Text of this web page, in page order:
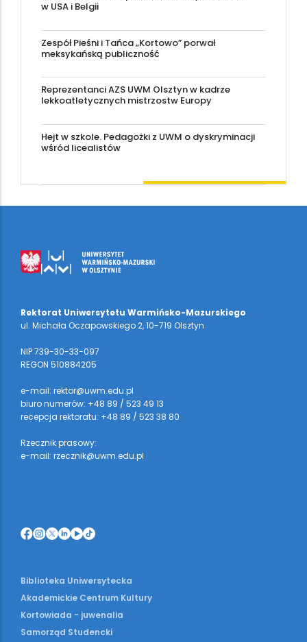
w USA i Belgii
Zespół Pieśni i Tańca „Kortowo” porwał
meksykańską publiczność
Reprezentanci AZS UWM Olsztyn w kadrze
lekkoatletycznych mistrzostw Europy
Hejt w szkole. Pedagożki z UWM o dyskryminacji
wśród licealistów
Rektorat Uniwersytetu Warmińsko-Mazurskiego
ul. Michała Oczapowskiego 2, 10-719 Olsztyn
NIP 739-30-33-097
REGON 510884205
e-mail: rektor@uwm.edu.pl
biuro numerów: +48 89 / 523 49 13
recepcja rektoratu: +48 89 / 523 38 80
Rzecznik prasowy:
e-mail: rzecznik@uwm.edu.pl
Biblioteka Uniwersytecka
Akademickie Centrum Kultury
Kortowiada - juwenalia
Samorząd Studencki